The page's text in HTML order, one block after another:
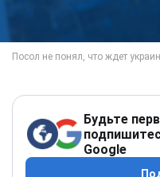
Будьте
Google